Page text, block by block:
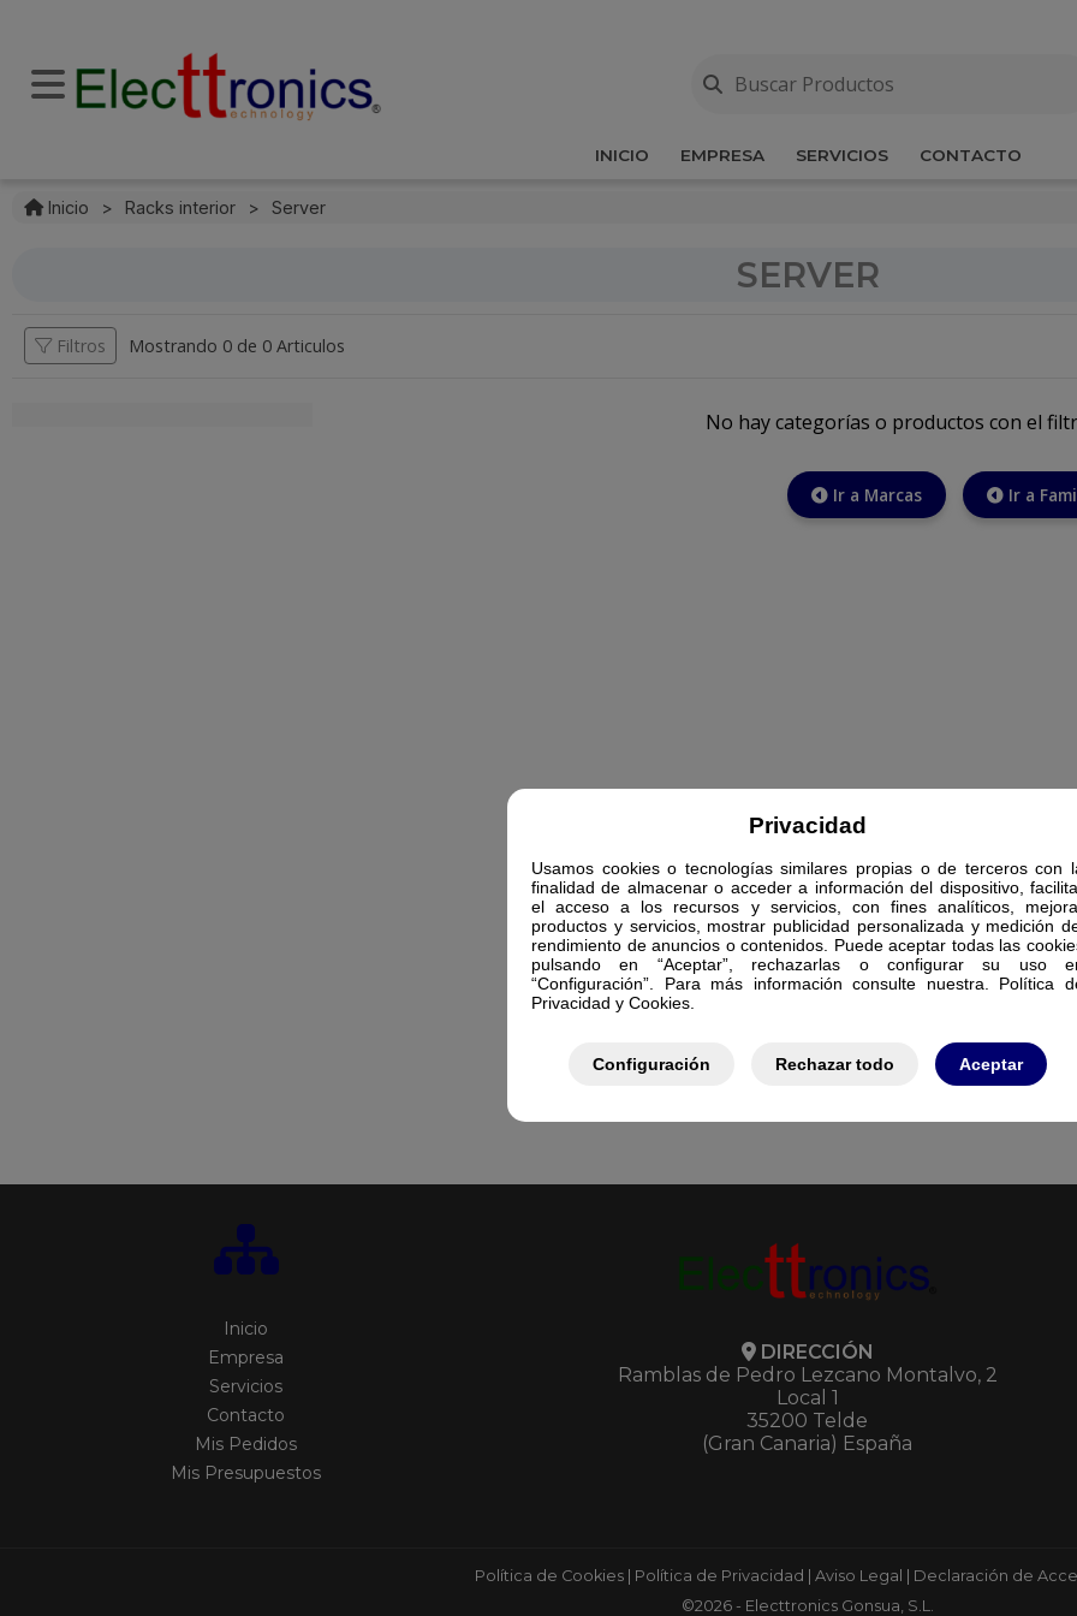
Privacidad
Usamos cookies o tecnologías similares propias o de terceros con
finalidad de almacenar o acceder a información del dispositivo,
el acceso a los recursos y servicios, con fines analíticos,
productos y servicios, mostrar publicidad personalizada y medición
rendimiento de anuncios o contenidos. Puede aceptar todas las
pulsando en “Aceptar”, rechazarlas o configurar su uso
“Configuración”. Para más información consulte nuestra. Política
Privacidad y Cookies.
Configuración Rechazar todo Aceptar
INICIO EMPRESA SERVICIOS CONTACTO
Inicio > Racks interior > Server
SERVER
Filtros Mostrando 0 de 0 Articulos
No hay categorías o productos con el
Ir a Marcas Ir a
Inicio
Empresa
Servicios
Contacto
Mis Pedidos
Mis Presupuestos
DIRECCIÓN
Ramblas de Pedro Lezcano Montalvo, 2
Local 1
35200 Telde
(Gran Canaria) España
Política de Cookies| Política de Privacidad Aviso Legal
Declaración de
©2026 - Electtronics Gonsua, S.L.